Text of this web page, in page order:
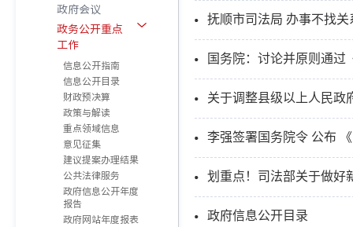
政府会议
政务公开重点
工作
信息公开指南
信息公开目录
财政预决算
政策与解读
重点领域信息
意见征集
建议提案办理结果
公共法律服务
政府信息公开年度
报告
政府网站年度报表
抚顺市司法局 办事不找关
国务院：讨论并原则通过
关于调整县级以上人民政
李强签署国务院令 公布
划重点！司法部关于做好
政府信息公开目录